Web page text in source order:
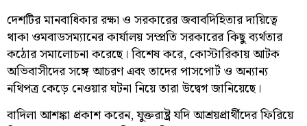
দেশটির মানবাধিকার রক্ষা ও সরকারের জবাবদিহিতার দায়িত্বে
থাকা ওমবাডসম্যানের কার্যালয় সম্প্রতি সরকারের কিছু ব্যর্থতার
কঠোর সমালোচনা করেছে। বিশেষ করে, কোস্টারিকায় আটক
অভিবাসীদের সঙ্গে আচরণ এবং তাদের পাসপোর্ট ও অন্যান্য
নথিপত্র কেড়ে নেওয়ার ঘটনা নিয়ে তারা উদ্বেগ জানিয়েছে।
বাদিলা আশঙ্কা প্রকাশ করেন, যুক্তরাষ্ট্র যদি আশ্রয়প্রার্থীদের ফিরিয়ে